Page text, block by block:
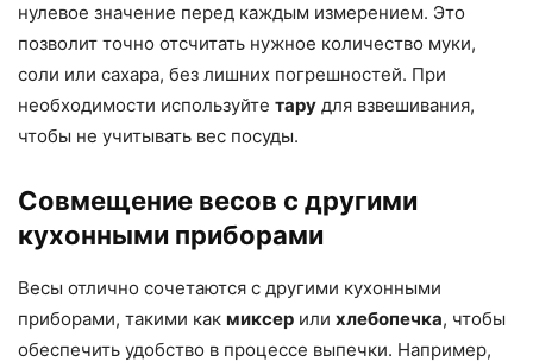
нулевое значение перед каждым измерением. Это
позволит точно отсчитать нужное количество муки,
соли или сахара, без лишних погрешностей. При
необходимости используйте тару для взвешивания,
чтобы не учитывать вес посуды.
Совмещение весов с другими
кухонными приборами
Весы отлично сочетаются с другими кухонными
приборами, такими как миксер или хлебопечка, чтобы
обеспечить удобство в процессе выпечки. Например,